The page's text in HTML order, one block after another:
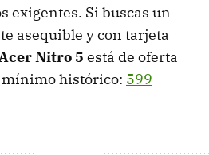
exigentes. Si buscas un
asequible y con tarjeta
Nitro 5 está de oferta
mínimo histórico: 599